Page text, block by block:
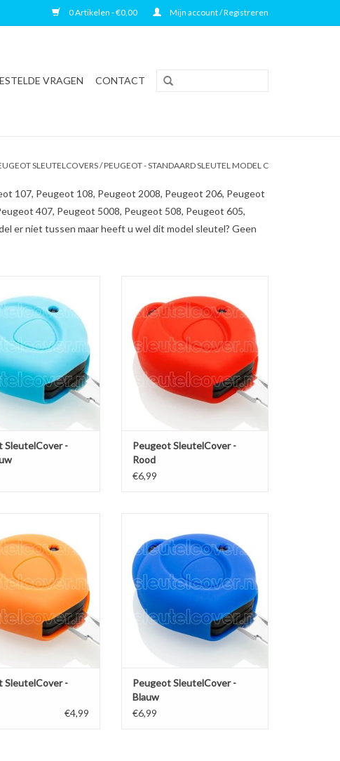
0 Artikelen - €0,00 Mijn account / Registreren
VRAGEN CONTACT
SLEUTELCOVERS/PEUGEOT - STANDAARD SLEUTEL MODEL C
107, Peugeot 108, Peugeot 2008, Peugeot 206, Peugeot
407, Peugeot 5008, Peugeot 508, Peugeot 605,
er niet tussen maar heeft u wel dit model sleutel? Geen
sleutelhoesje /
autosleutel
AAN WINKELWAGEN
SleutelCover -
Silicone sleutelhoesje /
beschermhoesje autosleutel
TOEVOEGEN AAN WINKELWAGEN
Peugeot SleutelCover -
Rood
€6,99
sleutelhoesje /
autosleutel
AAN WINKELWAGEN
SleutelCover -
€4,99
Silicone sleutelhoesje /
beschermhoesje autosleutel
TOEVOEGEN AAN WINKELWAGEN
Peugeot SleutelCover -
Blauw
€6,99